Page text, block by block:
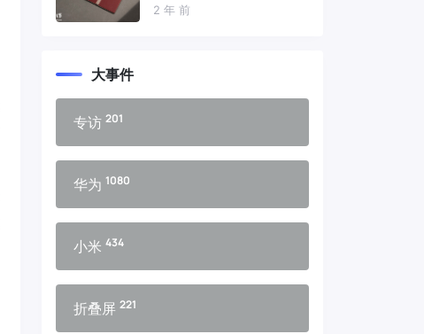
2 年 前
大事件
专访 201
华为 1080
小米 434
折叠屏 221